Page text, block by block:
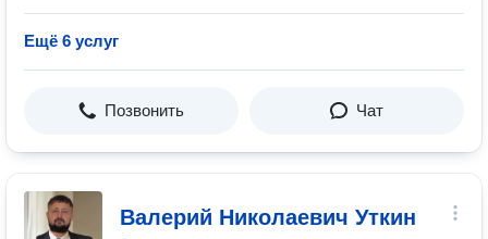
Ещё 6 услуг
Позвонить Чат
Валерий Николаевич Уткин